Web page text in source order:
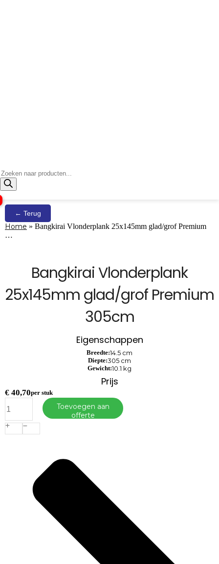
Producten
zoeken
← Terug
Home » Bangkirai Vlonderplank 25x145mm glad/grof Premium
…
Bangkirai Vlonderplank
25x145mm glad/grof Premium
305cm
Eigenschappen
Breedte:14.5 cm
Diepte:305 cm
Gewicht:10.1 kg
Prijs
€ 40,70per stuk
Vlonderplank
25x145mm
glad/grof
Premium
Toevoegen aan
offerte